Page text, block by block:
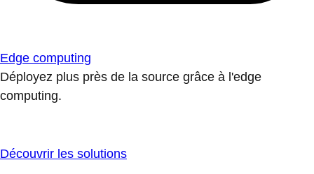
Edge computing
Déployez plus près de la source grâce à l'edge
computing.
Découvrir les solutions